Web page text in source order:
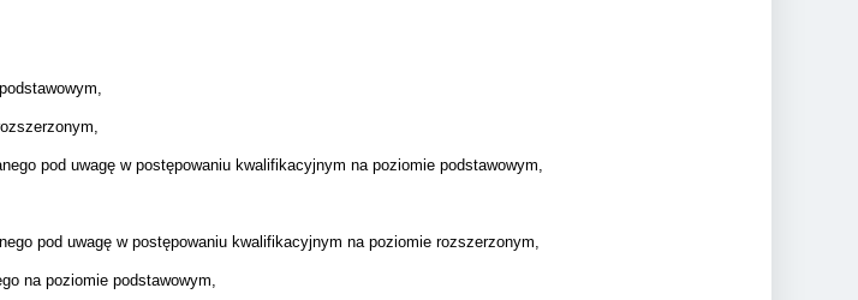
pod uwagę w postępowaniu kwalifikacyjnym na poziomie podstawowym,
pod uwagę w postępowaniu kwalifikacyjnym na poziomie rozszerzonym,
na poziomie podstawowym,